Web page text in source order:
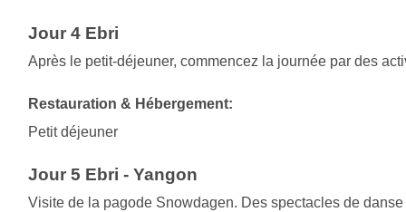
Jour 4 Ebri
Après le petit-déjeuner, commencez la journée par des
Restauration & Hébergement:
Petit déjeuner
Jour 5 Ebri - Yangon
Visite de la pagode Snowdagen. Des spectacles de